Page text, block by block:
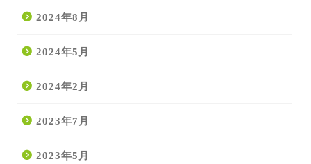
2024年8月
2024年5月
2024年2月
2023年7月
2023年5月